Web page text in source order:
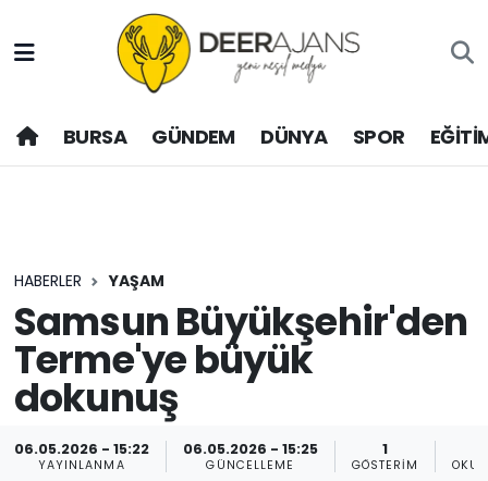
BURSA GÜNDEM DÜNYA SPOR
HABERLER YAŞAM
Samsun Büyükşehir'den
Terme'ye büyük
dokunuş
06.05.2026 - 15:22
YAYINLANMA
06.05.2026 - 15:25
GÜNCELLEME
1
GÖSTERIM
Hava Durumu
Trafik Durumu
Son Dakika Haberleri
Haber Arşivi